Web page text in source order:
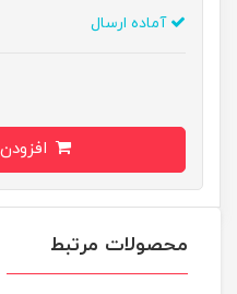
آماده ارسال
محصولات مرتبط